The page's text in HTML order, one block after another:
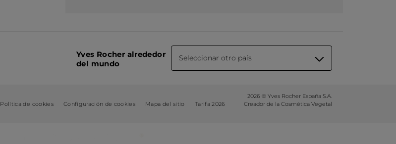
Yves Rocher alrededor
del mundo
Seleccionar otro país
Política de cookies Configuración de cookies Mapa del sitio Tarifa 2026
2026 © Yves Rocher España S.A.
Creador de la Cosmética Vegetal